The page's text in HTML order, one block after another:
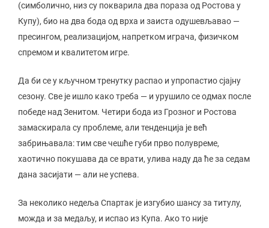
(симболично, низ су покварила два пораза од Ростова у
Купу), био на два бода од врха и заиста одушевљавао —
пресингом, реализацијом, напретком играча, физичком
спремом и квалитетом игре.
Да би се у кључном тренутку распао и упропастио сјајну
сезону. Све је ишло како треба — и урушило се одмах после
победе над Зенитом. Четири бода из Грозног и Ростова
замаскирала су проблеме, али тенденција је већ
забрињавала: тим све чешће губи прво полувреме,
хаотично покушава да се врати, улива наду да ће за седам
дана засијати — али не успева.
За неколико недеља Спартак је изгубио шансу за титулу,
можда и за медаљу, и испао из Купа. Ако то није